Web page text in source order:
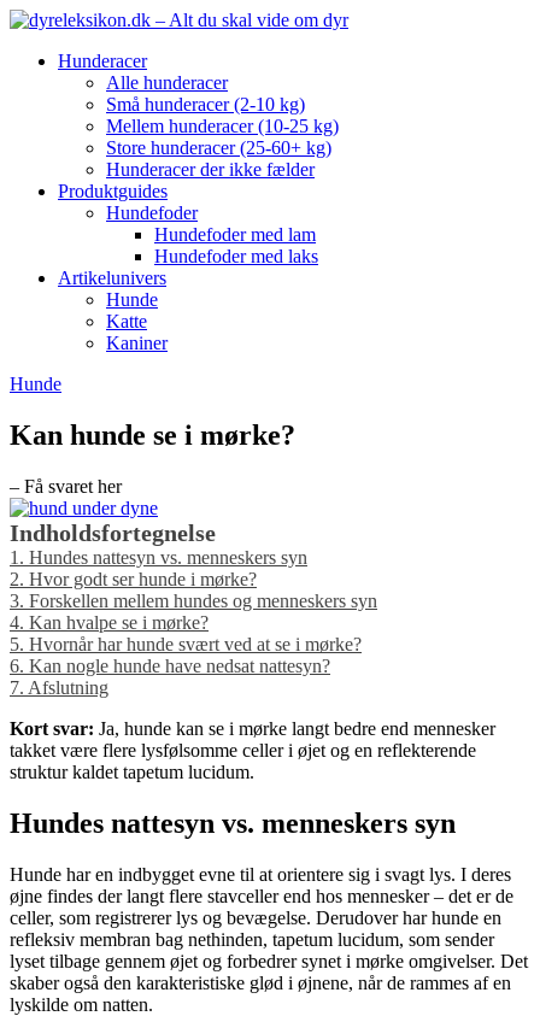
Hunderacer
Alle hunderacer
Små hunderacer (2-10 kg)
Mellem hunderacer (10-25 kg)
Store hunderacer (25-60+ kg)
Hunderacer der ikke fælder
Produktguides
Hundefoder
Hundefoder med lam
Hundefoder med laks
Artikelunivers
Hunde
Katte
Kaniner
Hunde
Kan hunde se i mørke?
– Få svaret her
Indholdsfortegnelse
1. Hundes nattesyn vs. menneskers syn
2. Hvor godt ser hunde i mørke?
3. Forskellen mellem hundes og menneskers syn
4. Kan hvalpe se i mørke?
5. Hvornår har hunde svært ved at se i mørke?
6. Kan nogle hunde have nedsat nattesyn?
7. Afslutning
Kort svar: Ja, hunde kan se i mørke langt bedre end mennesker
takket være flere lysfølsomme celler i øjet og en reflekterende
struktur kaldet tapetum lucidum.
Hundes nattesyn vs. menneskers syn
Hunde har en indbygget evne til at orientere sig i svagt lys. I deres
øjne findes der langt flere stavceller end hos mennesker – det er de
celler, som registrerer lys og bevægelse. Derudover har hunde en
refleksiv membran bag nethinden, tapetum lucidum, som sender
lyset tilbage gennem øjet og forbedrer synet i mørke omgivelser. Det
skaber også den karakteristiske glød i øjnene, når de rammes af en
lyskilde om natten.